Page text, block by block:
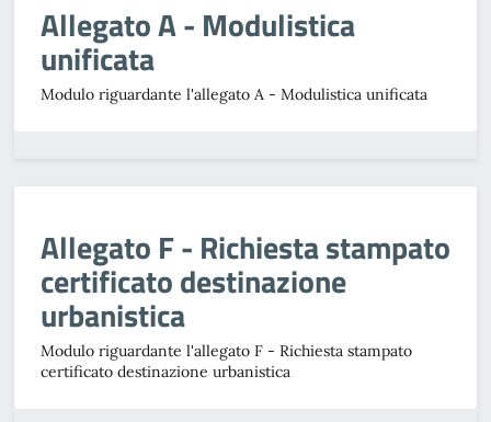
Allegato A - Modulistica
unificata
Modulo riguardante l'allegato A - Modulistica unificata
Allegato F - Richiesta stampato
certificato destinazione
urbanistica
Modulo riguardante l'allegato F - Richiesta stampato
certificato destinazione urbanistica